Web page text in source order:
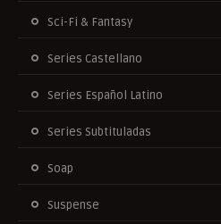
Sci-Fi & Fantasy
Series Castellano
Series Español Latino
Series Subtituladas
Soap
Suspense